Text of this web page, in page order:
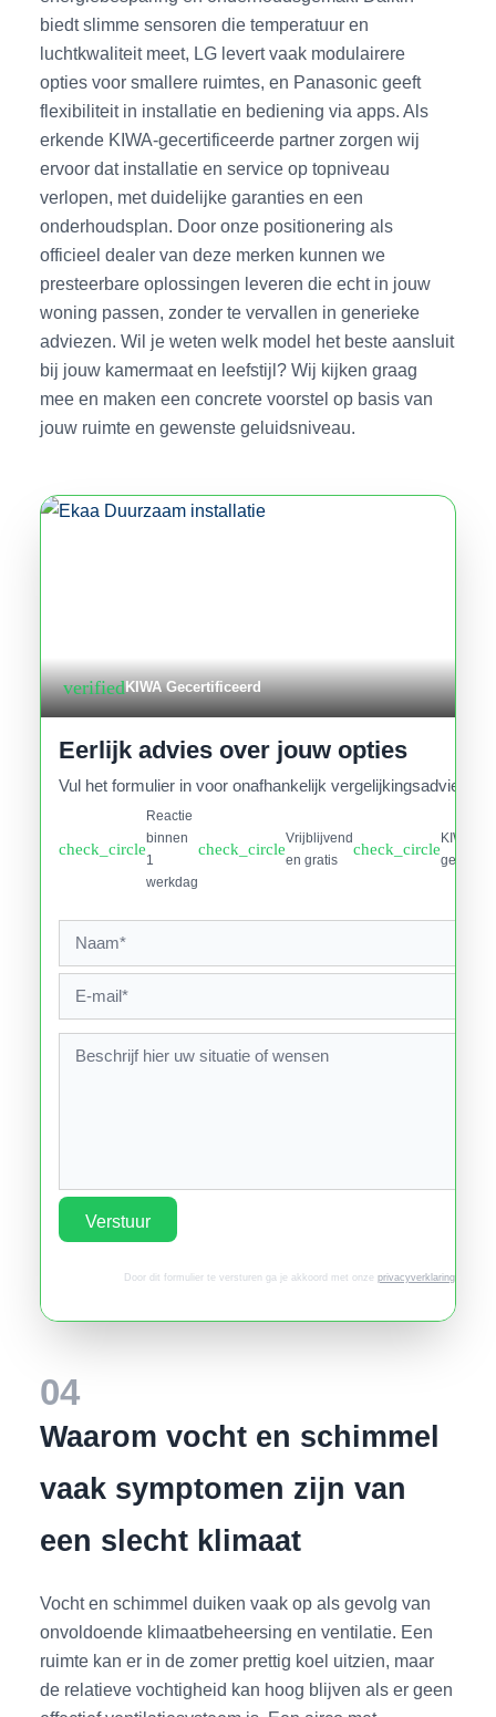
biedt slimme sensoren die temperatuur en
luchtkwaliteit meet, LG levert vaak modulairere
opties voor smallere ruimtes, en Panasonic geeft
flexibiliteit in installatie en bediening via apps. Als
erkende KIWA-gecertificeerde partner zorgen wij
ervoor dat installatie en service op topniveau
verlopen, met duidelijke garanties en een
onderhoudsplan. Door onze positionering als
officieel dealer van deze merken kunnen we
presteerbare oplossingen leveren die echt in jouw
woning passen, zonder te vervallen in generieke
adviezen. Wil je weten welk model het beste aansluit
bij jouw kamermaat en leefstijl? Wij kijken graag
mee en maken een concrete voorstel op basis van
jouw ruimte en gewenste geluidsniveau.
verifiedKIWA Gecertificeerd
Eerlijk advies over jouw opties
Vul het formulier in voor onafhankelijk vergelijkingsadvies.
check_circle
Reactie
binnen
1
werkdag
check_circle
Vrijblijvend
en gratis
check_circle
KIWA
Verstuur
Door dit formulier te versturen ga je akkoord met onze privacyverklaring.
04
Waarom vocht en schimmel
vaak symptomen zijn van
een slecht klimaat
Vocht en schimmel duiken vaak op als gevolg van
onvoldoende klimaatbeheersing en ventilatie. Een
ruimte kan er in de zomer prettig koel uitzien, maar
de relatieve vochtigheid kan hoog blijven als er geen